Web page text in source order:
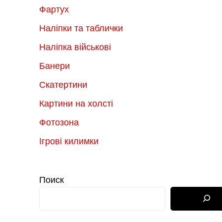
Фартух
Наліпки та таблички
Наліпка військові
Банери
Скатертини
Картини на холсті
Фотозона
Ігрові килимки
Поиск